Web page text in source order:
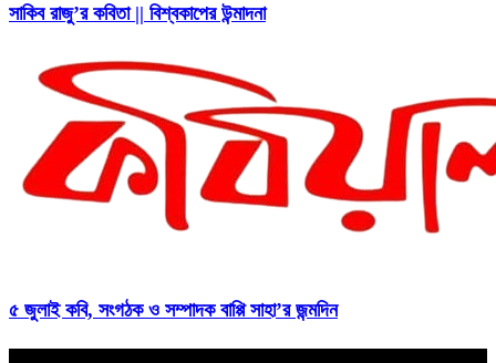
সাকিব রাজু’র কবিতা || বিশ্বকাপের উন্মাদনা
৫ জুলাই কবি, সংগঠক ও সম্পাদক বাপ্পি সাহা’র জন্মদিন